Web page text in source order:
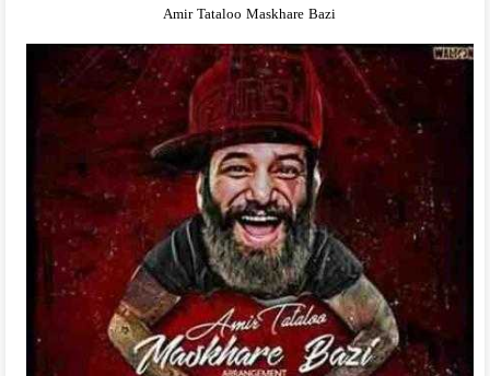
Amir Tataloo Maskhare Bazi